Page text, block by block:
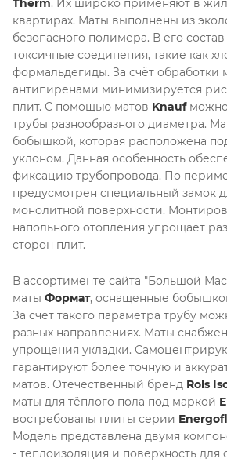
Therm. Их широко применяют в
квартирах. Маты выполнены из
безопасного полимера. В его состав
токсичные соединения, такие как
формальдегиды. За счёт обработки
антипиренами минимизируется
плит. С помощью матов Knaufможно
трубы разнообразного диаметра.
бобышкой, которая расположена
уклоном. Данная особенность
фиксацию трубопровода. По
предусмотрен специальный замок
монолитной поверхности.
напольного отопления упрощает
сторон плит.
В ассортименте сайта "Большой
маты Формат, оснащенные
За счёт такого параметра трубу
разных направлениях. Маты
упрощения укладки.
гарантируют более точную и
матов. Отечественный бренд Rols
маты для тёплого пола под маркой
востребованы плиты серии
Модель представлена двумя
- теплоизоляция и поверхность для